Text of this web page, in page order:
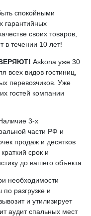
спокойными
гарантийных
своих товаров,
в течении 10 лет!
Askona уже 30
всех видов гостиниц,
перевозчиков. Уже
гостей компании
3-х
части РФ и
продаж и десятков
срок и
до вашего объекта.
необходимости
разгрузке и
и утилизирует
аудит спальных мест